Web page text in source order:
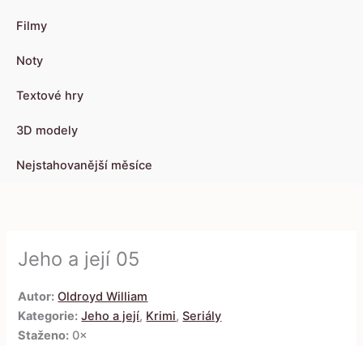
Filmy
Noty
Textové hry
3D modely
Nejstahovanější měsíce
Jeho a její 05
Autor: Oldroyd William
Kategorie: Jeho a její, Krimi,Seriály
Staženo: 0×